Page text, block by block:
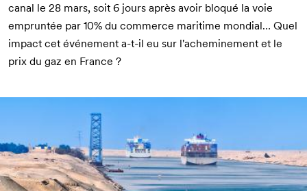
canal le 28 mars, soit 6 jours après avoir bloqué la voie
empruntée par 10% du commerce maritime mondial… Quel
impact cet événement a-t-il eu sur l'acheminement et le
prix du gaz en France ?